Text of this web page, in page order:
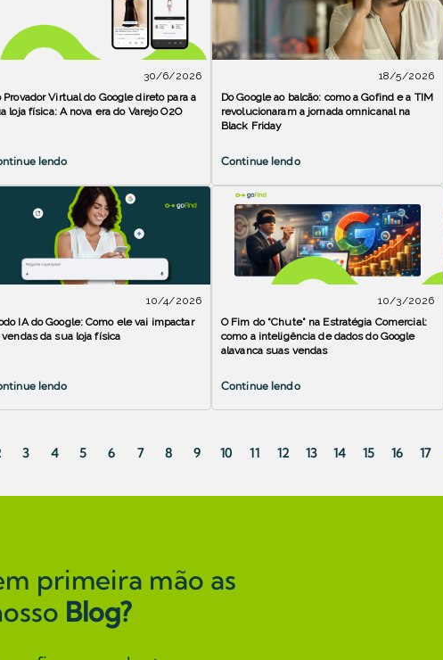
30/6/2026
Provador Virtual do Google direto para a
loja física: A nova era do Varejo O2O
lendo
18/5/2026
Do Google ao balcão: como a Gofind e a TIM
revolucionaram a jornada omnicanal na
Black Friday
Continue lendo
10/4/2026
IA do Google: Como ele vai impactar
vendas da sua loja física
lendo
10/3/2026
O Fim do “Chute” na Estratégia Comercial:
como a inteligência de dados do Google
alavanca suas vendas
Continue lendo
3 4 5 6 7 8 9 10 11 12 13 14 15 16 17
primeira mão as
Blog?